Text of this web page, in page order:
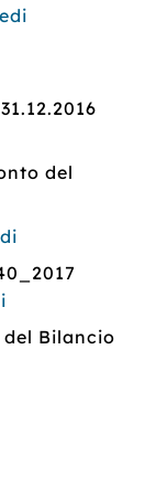
del
del Bilancio